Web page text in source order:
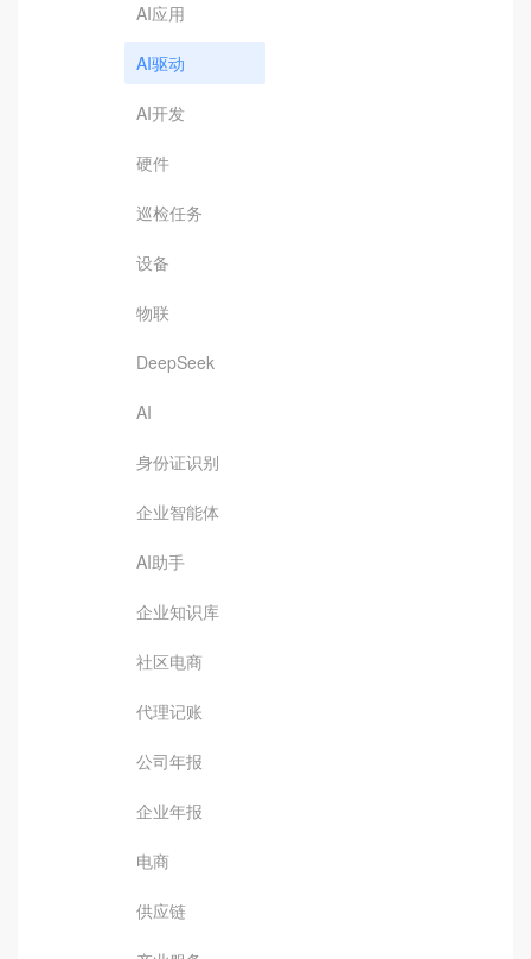
AI应用
AI驱动
AI开发
硬件
巡检任务
设备
物联
DeepSeek
AI
身份证识别
企业智能体
AI助手
企业知识库
社区电商
代理记账
公司年报
企业年报
电商
供应链